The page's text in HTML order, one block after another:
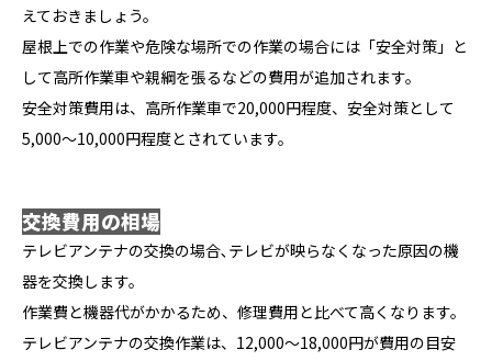
えておきましょう。
屋根上での作業や危険な場所での作業の場合には「安全対策」と
して高所作業車や親綱を張るなどの費用が追加されます。
安全対策費用は、高所作業車で20,000円程度、安全対策として
5,000〜10,000円程度とされています。
交換費用の相場
テレビアンテナの交換の場合､テレビが映らなくなった原因の機
器を交換します。
作業費と機器代がかかるため、修理費用と比べて高くなります。
テレビアンテナの交換作業は、12,000〜18,000円が費用の目安